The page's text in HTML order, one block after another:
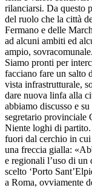
rilanciarsi. Da questo
del ruolo che la città
Fermano e delle
ad alcuni ambiti ed
ampio,
Siamo pronti per
facciano fare un salto
vista infrastrutturale,
dare nuova linfa alla
abbiamo discusso e
segretario provinciale
Niente loghi di
fuori dal cerchio in
una freccia gialla:
e regionali l’uso di
scelto ‘Porto
a Roma, ovviamente